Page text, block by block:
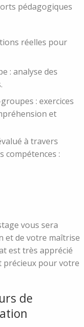
pédagogiques
réelles pour
: analyse des
: exercices
et
à travers
compétences :
vous sera
et de votre maîtrise
est très apprécié
précieux pour votre
de